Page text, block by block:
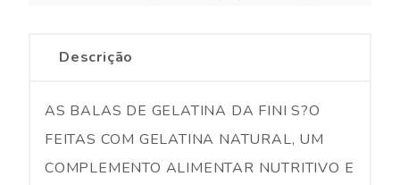
Descrição
AS BALAS DE GELATINA DA FINI S?O
FEITAS COM GELATINA NATURAL, UM
COMPLEMENTO ALIMENTAR NUTRITIVO E